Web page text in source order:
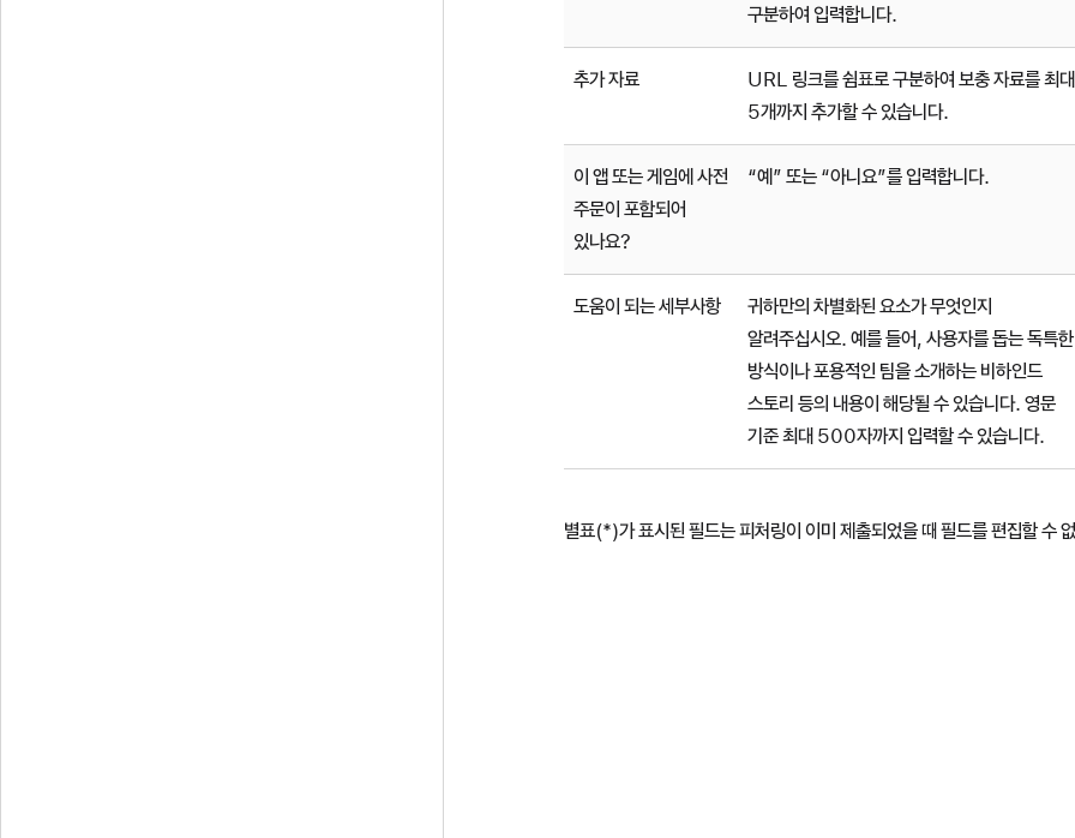
구분하여 입력합니다.
추가 자료
URL 링크를 쉼표로 구분하여 보충 자료를 최대
5개까지 추가할 수 있습니다.
이 앱 또는 게임에 사전
주문이 포함되어
있나요?
“예” 또는 “아니요”를 입력합니다.
도움이 되는 세부사항
귀하만의 차별화된 요소가 무엇인지
알려주십시오. 예를 들어, 사용자를 돕는 독특한
방식이나 포용적인 팀을 소개하는 비하인드
스토리 등의 내용이 해당될 수 있습니다. 영문
기준 최대 500자까지 입력할 수 있습니다.
별표(*)가 표시된 필드는 피처링이 이미 제출되었을 때 필드를 편집할 수